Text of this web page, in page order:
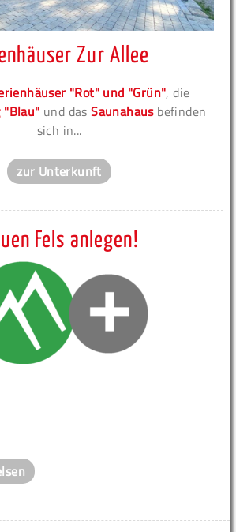
Zur Allee
"Rot" und "Grün", die
"Blau" und dasSaunahausbefinden
sich in...
zur Unterkunft
Fels anlegen!